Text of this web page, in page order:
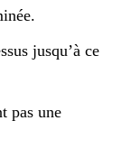
jusqu’à ce
pas une